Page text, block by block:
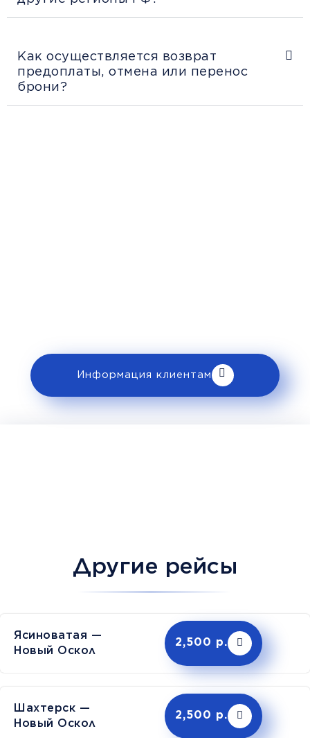
Как осуществляется возврат
предоплаты, отмена или перенос
брони?
Информация клиентам
Другие рейсы
Ясиноватая —
Новый Оскол
2,500 р.
Шахтерск —
Новый Оскол
2,500 р.